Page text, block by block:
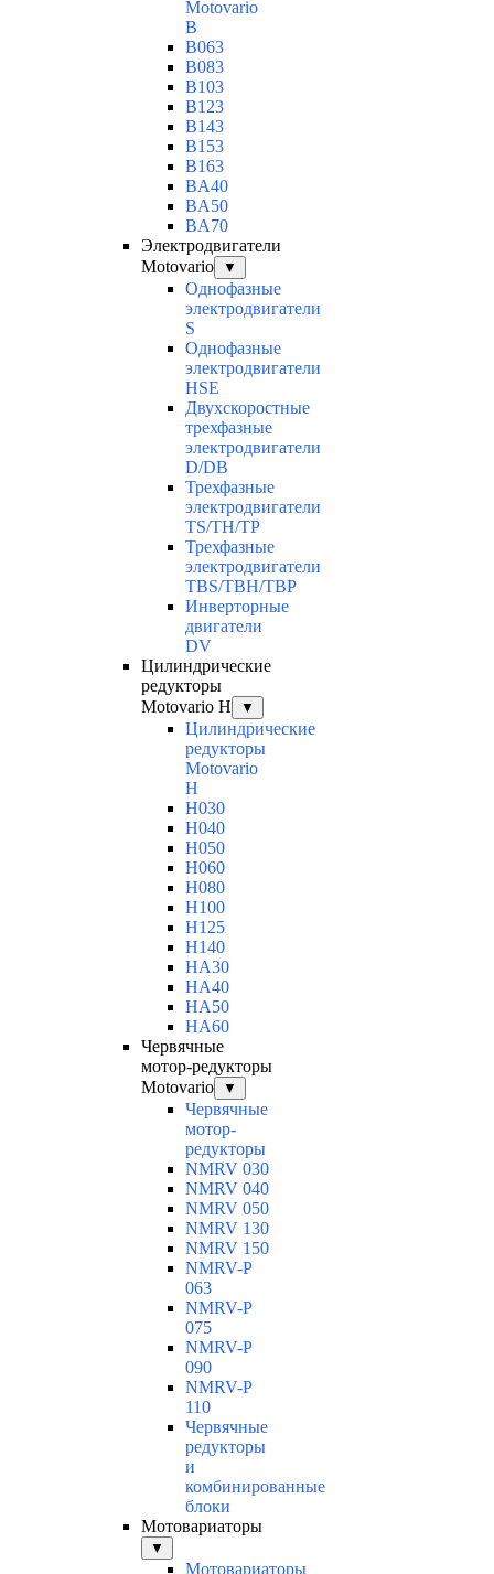
Motovario
B
B063
B083
B103
B123
B143
B153
B163
BA40
BA50
BA70
Электродвигатели
Motovario
▼
Однофазные
электродвигатели
S
Однофазные
электродвигатели
HSE
Двухскоростные
трехфазные
электродвигатели
D/DB
Трехфазные
электродвигатели
TS/TH/TP
Трехфазные
электродвигатели
TBS/TBH/TBP
Инверторные
двигатели
DV
Цилиндрические
редукторы
Motovario H
▼
Цилиндрические
редукторы
Motovario
H
H030
H040
H050
H060
H080
H100
H125
H140
HA30
HA40
HA50
HA60
Червячные
мотор-редукторы
Motovario
▼
Червячные
мотор-
редукторы
NMRV 030
NMRV 040
NMRV 050
NMRV 130
NMRV 150
NMRV-P
063
NMRV-P
075
NMRV-P
090
NMRV-P
110
Червячные
редукторы
и
комбинированные
блоки
Мотовариаторы
▼
Мотовариаторы